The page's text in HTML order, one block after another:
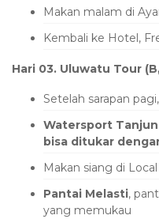
Makan malam di
Kembali ke Hotel,
Hari 03. Uluwatu Tour
Setelah sarapan
Watersport
bisa ditukar
Makan siang di
Pantai Melasti,
yang memukau